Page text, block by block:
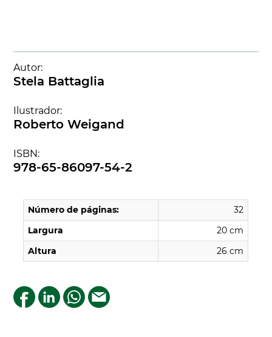
Autor:
Stela Battaglia
Ilustrador:
Roberto Weigand
ISBN:
978-65-86097-54-2
Número de páginas:
32
Largura
20 cm
Altura
26 cm